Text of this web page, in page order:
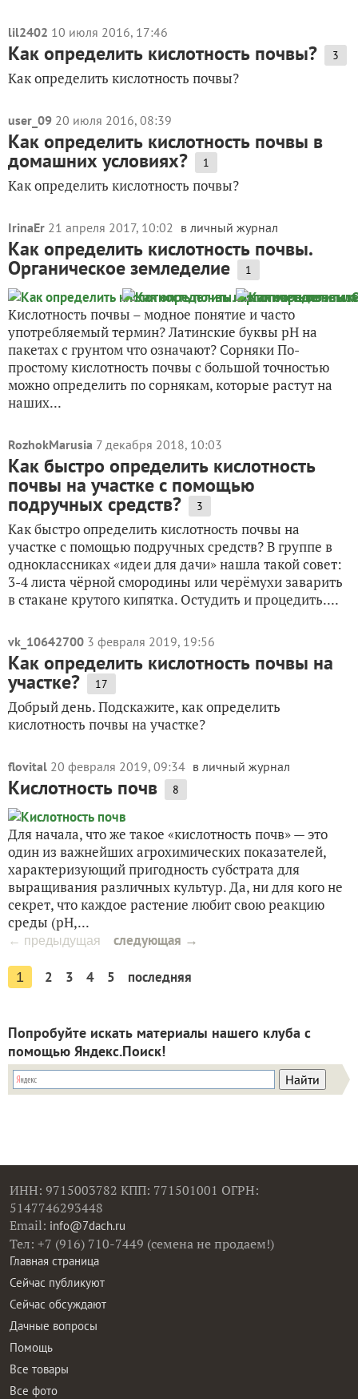
lil2402 10 июля 2016, 17:46
Как определить кислотность почвы? 3
Как определить кислотность почвы?
user_09 20 июля 2016, 08:39
Как определить кислотность почвы в
домашних условиях? 1
Как определить кислотность почвы?
IrinaEr 21 апреля 2017, 10:02 в личный журнал
Как определить кислотность почвы.
Органическое земледелие 1
Кислотность почвы – модное понятие и часто
употребляемый термин? Латинские буквы pH на
пакетах с грунтом что означают? Сорняки По-
простому кислотность почвы с большой точностью
можно определить по сорнякам, которые растут на
наших...
RozhokMarusia 7 декабря 2018, 10:03
Как быстро определить кислотность
почвы на участке с помощью
подручных средств? 3
Как быстро определить кислотность почвы на
участке с помощью подручных средств? В группе в
одноклассниках «идеи для дачи» нашла такой совет:
3-4 листа чёрной смородины или черёмухи заварить
в стакане крутого кипятка. Остудить и процедить....
vk_10642700 3 февраля 2019, 19:56
Как определить кислотность почвы на
участке? 17
Добрый день. Подскажите, как определить
кислотность почвы на участке?
flovital 20 февраля 2019, 09:34 в личный журнал
Кислотность почв 8
Для начала, что же такое «кислотность почв» — это
один из важнейших агрохимических показателей,
характеризующий пригодность субстрата для
выращивания различных культур. Да, ни для кого не
секрет, что каждое растение любит свою реакцию
среды (рН,...
← предыдущая следующая →
1 2 3 4 5 последняя
Попробуйте искать материалы нашего клуба с
помощью Яндекс.Поиск!
ИНН: 9715003782 КПП: 771501001 ОГРН:
5147746293448
Email: info@7dach.ru
Тел: +7 (916) 710-7449 (семена не продаем!)
Главная страница
Сейчас публикуют
Сейчас обсуждают
Дачные вопросы
Помощь
Все товары
Все фото